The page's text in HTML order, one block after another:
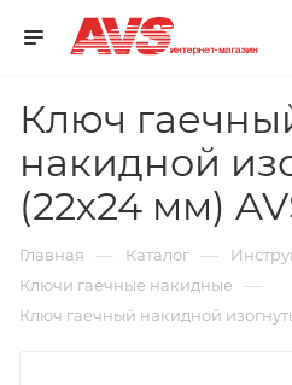
Ключ
накидной
(22х24 мм)
Главная — Каталог —
Ключи гаечные накидные —
Ключ гаечный накидной